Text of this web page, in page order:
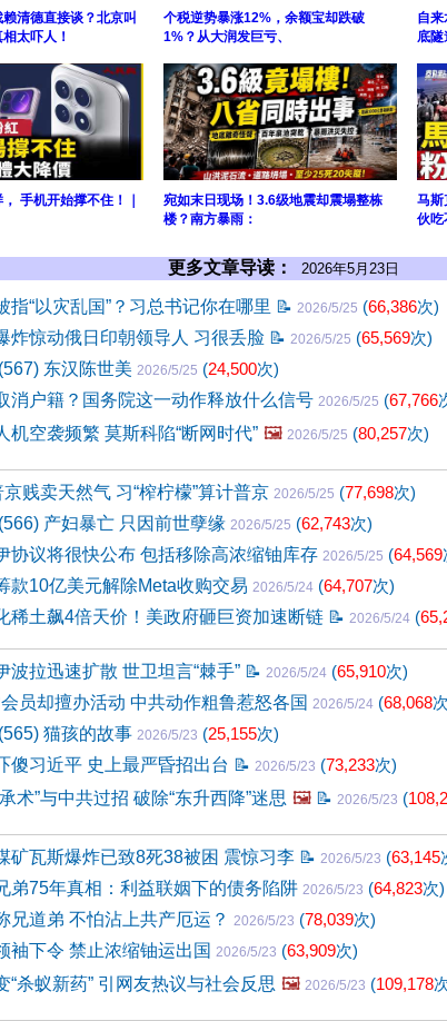
清德直接谈？北京叫
太吓人！
个税逆势暴涨12%，余额宝却跌破
1%？从大润发巨亏、
自
底隧
手机开始撑不住！｜
宛如末日现场！3.6级地震却震塌整栋
楼？南方暴雨：
马斯
伙吃
更多文章导读： 2026年5月23日
指“以灾乱国”？习总书记你在哪里 📝 2026/5/25 (66,386次)
炸惊动俄日印朝领导人 习很丢脸 📝 2026/5/25 (65,569次)
东汉陈世美 2026/5/25 (24,500次)
消户籍？国务院这一动作释放什么信号 2026/5/25 (67,766
机空袭频繁 莫斯科陷“断网时代” 🖼️ 2026/5/25 (80,257次)
京贱卖天然气 习“榨柠檬”算计普京 2026/5/25 (77,698次)
产妇暴亡 只因前世孽缘 2026/5/25 (62,743次)
协议将很快公布 包括移除高浓缩铀库存 2026/5/25 (64,569
款10亿美元解除Meta收购交易 2026/5/24 (64,707次)
稀土飙4倍天价！美政府砸巨资加速断链 📝 2026/5/24 (
波拉迅速扩散 世卫坦言“棘手” 📝 2026/5/24 (65,910次)
员却擅办活动 中共动作粗鲁惹怒各国 2026/5/24 (68,068
猫孩的故事 2026/5/23 (25,155次)
傻习近平 史上最严昏招出台 📝 2026/5/23 (73,233次)
术”与中共过招 破除“东升西降”迷思 🖼️ 📝 2026/5/23 (
矿瓦斯爆炸已致8死38被困 震惊习李 📝 2026/5/23 (63,145
弟75年真相：利益联姻下的债务陷阱 2026/5/23 (64,823次)
兄道弟 不怕沾上共产厄运？ 2026/5/23 (78,039次)
袖下令 禁止浓缩铀运出国 2026/5/23 (63,909次)
“杀蚁新药” 引网友热议与社会反思 🖼️ 2026/5/23 (109,178